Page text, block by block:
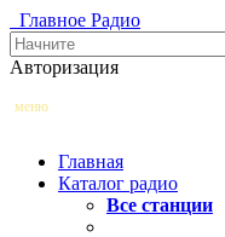
Главное Радио
Авторизация
меню
Главная
Каталог радио
Все станции